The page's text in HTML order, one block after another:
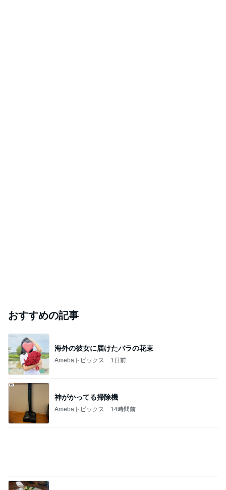
おすすめの記事
海外の彼女に届けたバラの花束
Amebaトピックス 1日前
神がかってる掃除機
Amebaトピックス 14時間前